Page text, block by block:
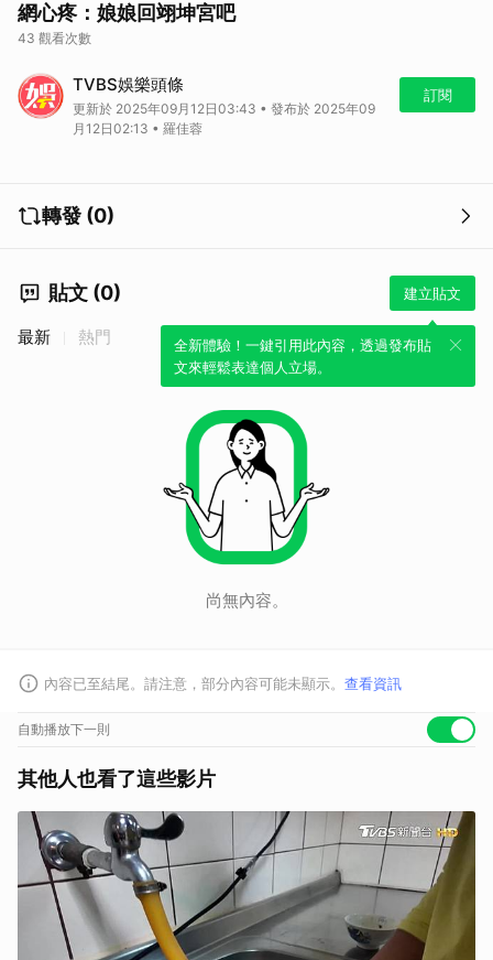
網心疼：娘娘回翊坤宮吧
43 觀看次數
影音／蔣欣拍戲飲控「被抓包偷吃」！ 委屈惹網心疼：娘娘回翊坤宮吧
TVBS娛樂頭條
更新於 2025年09月12日03:43 • 發布於 2025年09
月12日02:13 • 羅佳蓉
訂閱
轉發 (0)
貼文 (0) 建立貼文
全新體驗！一鍵引用此內容，透過發布貼
文來輕鬆表達個人立場。
最新 熱門
尚無內容。
內容已至結尾。請注意，部分內容可能未顯示。 查看資訊
自動播放下一則
其他人也看了這些影片